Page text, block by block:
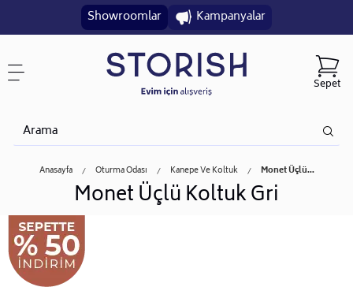
Showroomlar Kampanyalar
Sepet
Anasayfa Oturma Odası Kanepe Ve Koltuk Monet Üçlü...
Monet Üçlü Koltuk Gri